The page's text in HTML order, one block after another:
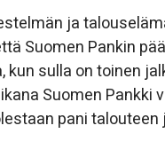
ja
Suomen Pankin
sulla on toinen
Suomen Pankki
pani